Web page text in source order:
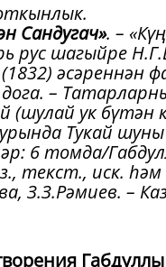
Сандугач». –
рус шагыйре
әсәреннән
–
(шулай ук бүтән
Тукай
6 томда/
текст., иск.
З.З.Рәмиев. –